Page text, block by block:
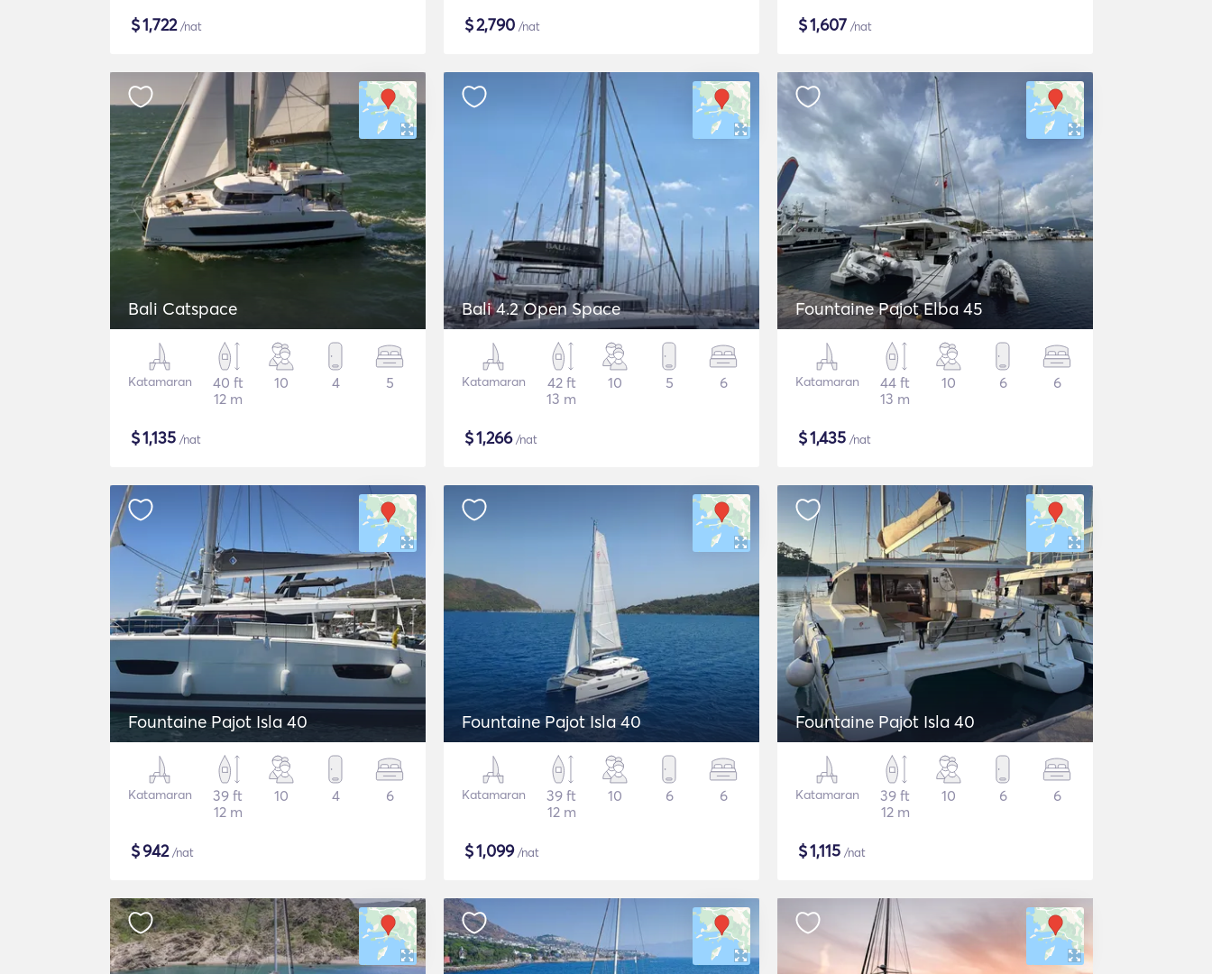
$1,722/nat $2,790 /nat $1,607 /nat
Bali Catspace
Katamaran
40 ft
12 m
10 4 5
$1,135 /nat
Bali 4.2 Open Space
Katamaran
42 ft
13 m
10 5 6
$1,266/nat
Fountaine Pajot Elba 45
Katamaran
44 ft
13 m
10 6 6
$1,435 /nat
Fountaine Pajot Isla 40
Katamaran
39 ft
12 m
10 4 6
$942/nat
Fountaine Pajot Isla 40
Katamaran
39 ft
12 m
10 6 6
$1,099/nat
Fountaine Pajot Isla 40
Katamaran
39 ft
12 m
10 6 6
$1,115 /nat